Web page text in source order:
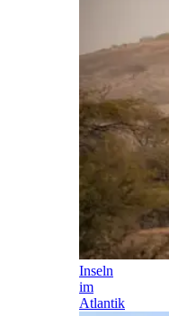
Inseln
im
Atlantik